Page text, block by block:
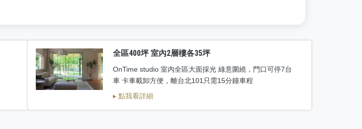
全區400坪 室內2層樓各35坪
OnTime studio 室內全區大面採光 綠意圍繞，門口可停7台
車 卡車載卸方便，離台北101只需15分鐘車程
▸ 點我看詳細